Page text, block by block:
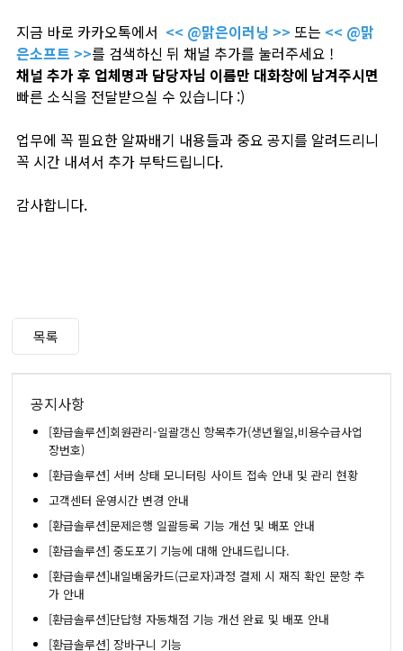
지금 바로 카카오톡에서 << @맑은이러닝 >> 또는 << @맑
은소프트 >>를 검색하신 뒤 채널 추가를 눌러주세요 !
채널 추가 후 업체명과 담당자님 이름만 대화창에 남겨주시면
빠른 소식을 전달받으실 수 있습니다 :)
업무에 꼭 필요한 알짜배기 내용들과 중요 공지를 알려드리니
꼭 시간 내셔서 추가 부탁드립니다.
감사합니다.
목록
공지사항
[환급솔루션]회원관리-일괄갱신 항목추가(생년월일,비용수급사업
장번호)
[환급솔루션] 서버 상태 모니터링 사이트 접속 안내 및 관리 현황
고객센터 운영시간 변경 안내
[환급솔루션]문제은행 일괄등록 기능 개선 및 배포 안내
[환급솔루션] 중도포기 기능에 대해 안내드립니다.
[환급솔루션]내일배움카드(근로자)과정 결제 시 재직 확인 문항 추
가 안내
[환급솔루션]단답형 자동채점 기능 개선 완료 및 배포 안내
[환급솔루션] 장바구니 기능